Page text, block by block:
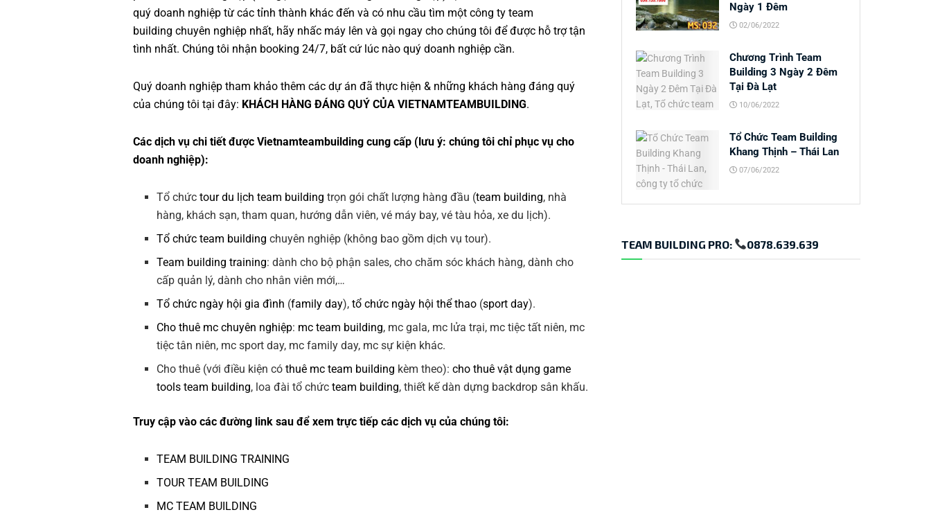
quý doanh nghiệp từ các tỉnh thành khác đến và có nhu cầu tìm một công ty team
building chuyên nghiệp nhất, hãy nhấc máy lên và gọi ngay cho chúng tôi để được hỗ trợ tận
tình nhất. Chúng tôi nhận booking 24/7, bất cứ lúc nào quý doanh nghiệp cần.
Quý doanh nghiệp tham khảo thêm các dự án đã thực hiện & những khách hàng đáng quý
của chúng tôi tại đây: KHÁCH HÀNG ĐÁNG QUÝ CỦA VIETNAMTEAMBUILDING.
Các dịch vụ chi tiết được Vietnamteambuilding cung cấp (lưu ý: chúng tôi chỉ phục vụ cho
doanh nghiệp):
Tổ chứctour du lịch team building trọn gói chất lượng hàng đầu (team building, nhà
hàng, khách sạn, tham quan, hướng dẫn viên, vé máy bay, vé tàu hỏa, xe du lịch).
Tổ chức team building chuyên nghiệp (không bao gồm dịch vụ tour).
Team building training: dành cho bộ phận sales, cho chăm sóc khách hàng, dành cho
cấp quản lý, dành cho nhân viên mới,…
Tổ chức ngày hội gia đình (family day),tổ chức ngày hội thể thao (sport day).
Cho thuê mc chuyên nghiệp: mc team building, mc gala, mc lửa trại, mc tiệc tất niên, mc
tiệc tân niên, mc sport day, mc family day, mc sự kiện khác.
Cho thuê (với điều kiện cóthuê mc team building kèm theo):cho thuê vật dụng game
tools team building, loa đài tổ chứcteam building, thiết kế dàn dựng backdrop sân khấu.
Truy cập vào các đường link sau để xem trực tiếp các dịch vụ của chúng tôi:
TEAM BUILDING TRAINING
TOUR TEAM BUILDING
MC TEAM BUILDING
Ngày 1 Đêm
02/06/2022
Chương Trình Team
Building 3 Ngày 2 Đêm
Tại Đà Lạt
10/06/2022
Tổ Chức Team Building
Khang Thịnh – Thái Lan
07/06/2022
TEAM BUILDING PRO: 0878.639.639